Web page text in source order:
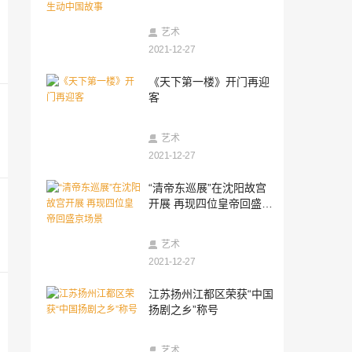
2021-12-27
中国儿艺携手淮安市将共同打造现实题材
儿童剧《新安旅行团》
安徽合肥开启首届马克笔绘画展
《天下第一楼》开门再迎客
大唐时代礼乐文化主题嘉年华--创意十二
月 “古今遇见礼 舞艺斗弦乐”
江苏扬州江都区荣获“中国扬剧之乡”称号
2021-12-27
三星堆新发现 | 七八号坑现神树残件 解码
艺术
2021-12-27
《天下第一楼》开门再迎
客
艺术
2021-12-27
“清帝东巡展”在沈阳故宫
开展 再现四位皇帝回盛京
艺术
2021-12-27
江苏扬州江都区荣获“中国
扬剧之乡”称号